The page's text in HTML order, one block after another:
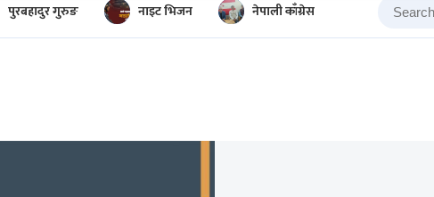
पुरबहादुर गुरुङ नाइट भिजन नेपाली काँग्रेस